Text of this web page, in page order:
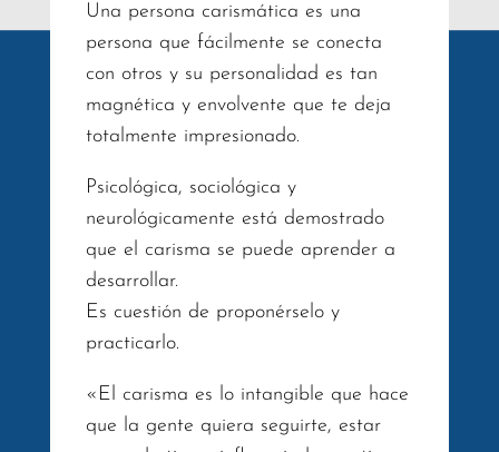
Una persona carismática es una
persona que fácilmente se conecta
con otros y su personalidad es tan
magnética y envolvente que te deja
totalmente impresionado.
Psicológica, sociológica y
neurológicamente está demostrado
que el carisma se puede aprender a
desarrollar.
Es cuestión de proponérselo y
practicarlo.
«El carisma es lo intangible que hace
que la gente quiera seguirte, estar